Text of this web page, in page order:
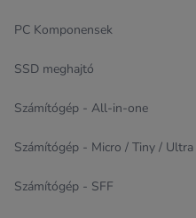
PC Komponensek
SSD meghajtó
Számítógép - All-in-one
Számítógép - Micro / Tiny / Ultra
Számítógép - SFF